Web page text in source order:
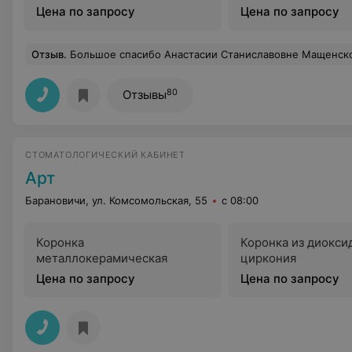
Цена по запросу Цена по запросу
Отзыв. Большое спасибо Анастасии Станиславовне Мащенской - великолепный
Отзывы80
СТОМАТОЛОГИЧЕСКИЙ КАБИНЕТ
Арт
Барановичи, ул. Комсомольская, 55 с 08:00
Коронка
металлокерамическая
Цена по запросу
Коронка из
циркония
Цена по запросу